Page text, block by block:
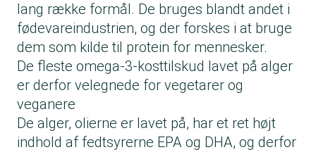
lang række formål. De bruges blandt andet i
fødevareindustrien, og der forskes i at bruge
dem som kilde til protein for mennesker.
De fleste omega-3-kosttilskud lavet på alger
er derfor velegnede for vegetarer og
veganere
De alger, olierne er lavet på, har et ret højt
indhold af fedtsyrerne EPA og DHA, og derfor